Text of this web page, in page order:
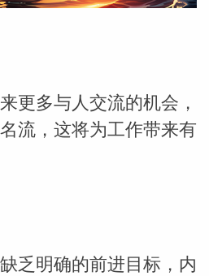
更多与人交流的机会，
流，这将为工作带来有
乏明确的前进目标，内